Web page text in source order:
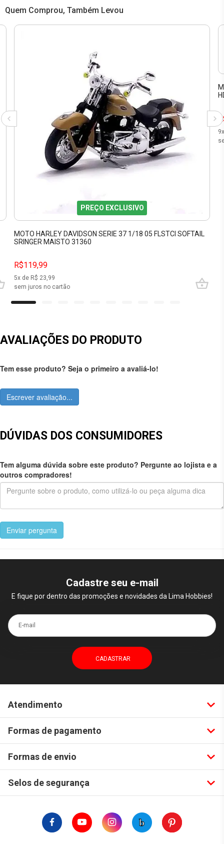
Quem Comprou, Também Levou
PREÇO EXCLUSIVO
MOTO HARLEY DAVIDSON SERIE 37 1/18 05 FLSTCI SOFTAIL
SRINGER MAISTO 31360
R$119,99
5x de R$ 23,99
sem juros no cartão
9
AVALIAÇÕES DO PRODUTO
Tem esse produto? Seja o primeiro a avaliá-lo!
Escrever avaliação...
DÚVIDAS DOS CONSUMIDORES
Tem alguma dúvida sobre este produto? Pergunte ao lojista e a
outros compradores!
Enviar pergunta
Cadastre seu e-mail
E fique por dentro das promoções e novidades da Lima Hobbies!
E-mail
Atendimento
Formas de pagamento
Formas de envio
Selos de segurança